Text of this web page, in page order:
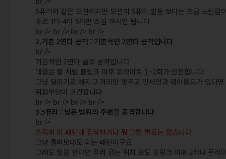
5퓨리와 같은 모션이지만 모션이 5퓨리 발동 보다는 조금 느린감
주로 1타 4타 5타만 조심 하시면 됩니다
br /> br /> br /> br />
2.기본 2연타 공격 : 기본적인 2연타 공격입니다
br />
기본적인 2연타 클로 공격입니다
대응은 짤 처럼 블링크 이후 문라이트 1~2회가 안전합니다
그냥 달리기로 빠지고 거리만 맞추고 인세인과 웨어울프가 있다
위험부담이 크긴합니다
br /> br /> br /> br />
3.5퓨리 : 넓은 범위의 주변을 공격합니다
br />
솔직히 이 패턴에 집착하거나 뭐 그럴 필요는 없습니다
그냥 흘려보내도 되는 패턴이구요
그래도 딜을 한다면 퓨리 긁는 위치 보도 블링크 이후 2타나 문라